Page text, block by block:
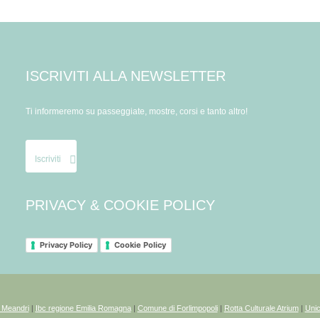
ISCRIVITI ALLA NEWSLETTER
Ti informeremo su passeggiate, mostre, corsi e tanto altro!
Iscriviti
PRIVACY & COOKIE POLICY
Privacy Policy Cookie Policy
I Meandri| Ibc regione Emilia Romagna| Comune di Forlimpopoli| Rotta Culturale Atrium|